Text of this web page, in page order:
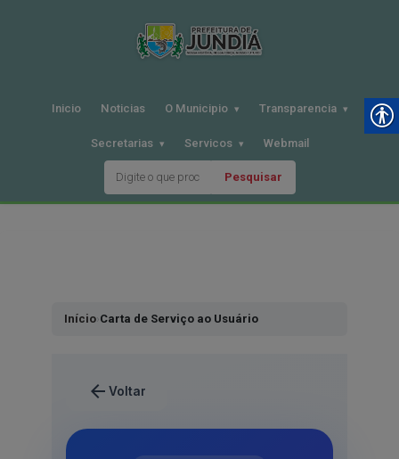
Inicio Noticias O Municipio Transparencia
Secretarias Servicos Webmail
Pesquisar
Início›Carta de Serviço ao Usuário